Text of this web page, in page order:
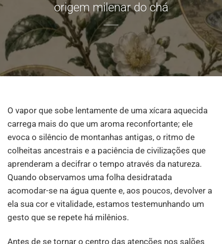
origem milenar do chá
O vapor que sobe lentamente de uma xícara aquecida
carrega mais do que um aroma reconfortante; ele
evoca o silêncio de montanhas antigas, o ritmo de
colheitas ancestrais e a paciência de civilizações que
aprenderam a decifrar o tempo através da natureza.
Quando observamos uma folha desidratada
acomodar-se na água quente e, aos poucos, devolver a
ela sua cor e vitalidade, estamos testemunhando um
gesto que se repete há milênios.
Antes de se tornar o centro das atenções nos salões